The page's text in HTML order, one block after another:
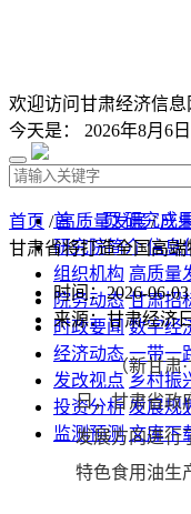
欢迎访问甘肃经济信息
今天是： 2026年8月6日
首 页 研究成
研究院简介 信息
组织机构 高质量
院务动态 甘肃招
时政要闻 数字经
经济动态 一带一
发改视点 乡村振
投资分析 发展规
监测预测 文库下
首页 /高质量发展/产
甘肃省将打造全国高
时间：2026-06-03
来源：甘肃经济
（新甘肃
日，甘肃省政
发展方向进行
特色食用油生